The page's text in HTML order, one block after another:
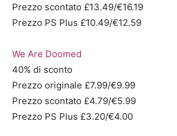
Prezzo scontato £13.49/€16.19
Prezzo PS Plus £10.49/€12.59
We Are Doomed
40% di sconto
Prezzo originale £7.99/€9.99
Prezzo scontato £4.79/€5.99
Prezzo PS Plus £3.20/€4.00